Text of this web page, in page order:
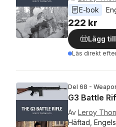
E-bok
222 kr
Lägg till
Läs direkt
Del 68 -
G3 Battle
Av Leroy
Häftad,